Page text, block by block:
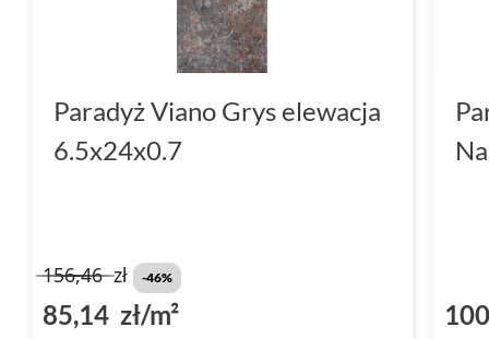
Paradyż Viano Grys elewacja
6.5x24x0.7
156,46zł -46%
85,14 zł/m²